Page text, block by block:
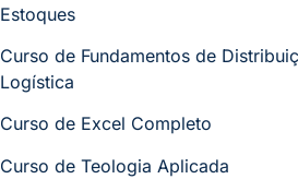
Estoques
Curso de Fundamentos de
Logística
Curso de Excel Completo
Curso de Teologia Aplicada